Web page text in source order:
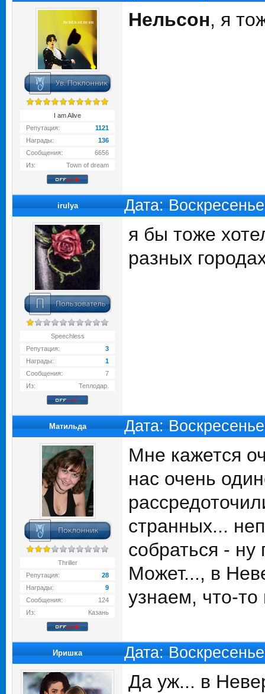
I am Alive
Репутация:
1121
Награды:
136
Сообщения:
6656
Из:
Town of dream
Нельсон, я
irulya Дата:
Speechless
Репутация:
3
Награды:
1
Сообщения:
7
Из:
Теплодар.
я бы тоже
разных
Матильда Дата:
Thriller
Репутация:
28
Награды:
9
Сообщения:
124
Из:
Казань
Мне кажется
нас очень
странных...
собраться -
Может..., в
узнаем, что-
Иришка Дата:
Да уж... в